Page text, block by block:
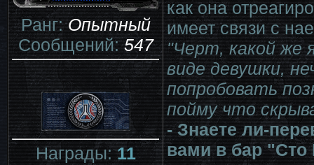
Ранг:Опытный
Сообщений:547
Награды:11
как она
имеет связи с
"Черт, какой же
виде девушки,
попробовать
пойму что
- Знаете ли-
вами в бар "Сто